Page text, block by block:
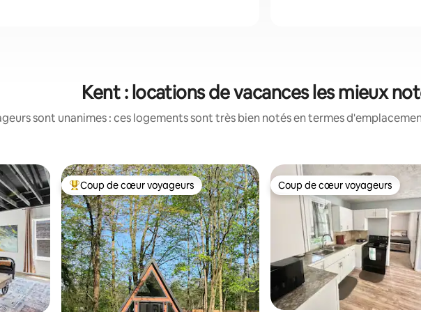
Kent : locations de vacances les mieux
sont unanimes : ces logements sont très bien notés en termes
appréciés Coups de cœur voyageurs les plus appréciés
Coup de cœur voyageurs Coup de cœur voyageurs
Coup de cœur voyageurs